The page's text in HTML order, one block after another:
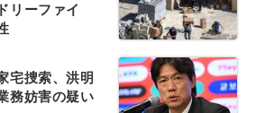
リーファイ
宅捜索、洪明
務妨害の疑い